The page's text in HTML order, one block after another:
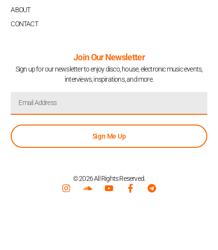
ABOUT
CONTACT
Join Our Newsletter
Sign up for our newsletter to enjoy disco, house, electronic music events,
interviews, inspirations, and more.
Sign Me Up
© 2026 All Rights Reserved.